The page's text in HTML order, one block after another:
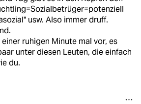
usw. Also immer druff.
ruhigen Minute mal vor, es
unter diesen Leuten, die einfach
du.